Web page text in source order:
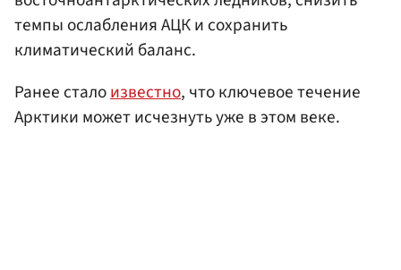
темпы ослабления АЦК и сохранить
климатический баланс.
Ранее сталоизвестно, что ключевое течение
Арктики может исчезнуть уже в этом веке.